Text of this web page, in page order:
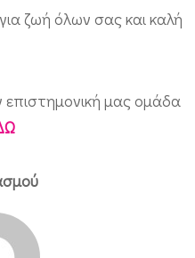
ζωή όλων σας και καλή
επιστημονική μας ομάδα